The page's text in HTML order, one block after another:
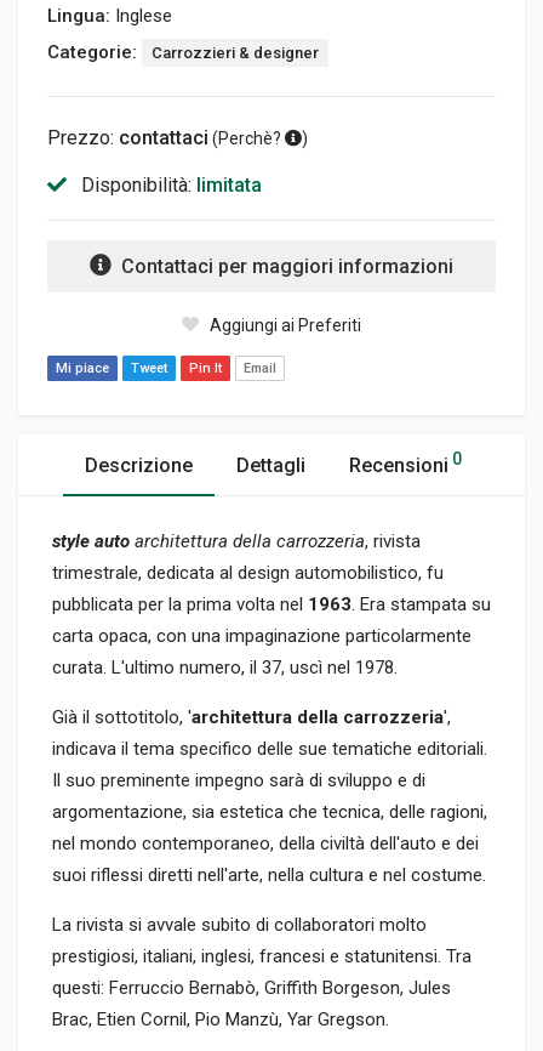
Lingua: Inglese
Categorie:
Carrozzieri & designer
Prezzo: contattaci (Perchè? )
Disponibilità: limitata
Contattaci per maggiori informazioni
Aggiungi ai Preferiti
Mi piace Tweet Pin It Email
Descrizione Dettagli Recensioni 0
style auto architettura della carrozzeria, rivista
trimestrale, dedicata al design automobilistico, fu
pubblicata per la prima volta nel 1963. Era stampata su
carta opaca, con una impaginazione particolarmente
curata. L'ultimo numero, il 37, uscì nel 1978.
Già il sottotitolo, 'architettura della carrozzeria',
indicava il tema specifico delle sue tematiche editoriali.
Il suo preminente impegno sarà di sviluppo e di
argomentazione, sia estetica che tecnica, delle ragioni,
nel mondo contemporaneo, della civiltà dell'auto e dei
suoi riflessi diretti nell'arte, nella cultura e nel costume.
La rivista si avvale subito di collaboratori molto
prestigiosi, italiani, inglesi, francesi e statunitensi. Tra
questi: Ferruccio Bernabò, Griffith Borgeson, Jules
Brac, Etien Cornil, Pio Manzù, Yar Gregson.